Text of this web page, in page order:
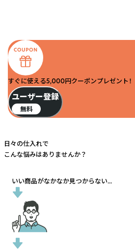
すぐに使える5,000円クーポンプレゼント！
ユーザー登録
無料
日々の仕入れで
こんな悩みはありませんか？
いい商品がなかなか見つからない...